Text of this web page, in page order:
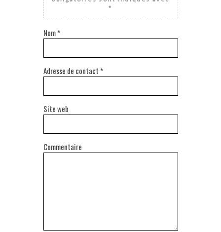
*
Nom*
Adresse de contact *
Site web
Commentaire